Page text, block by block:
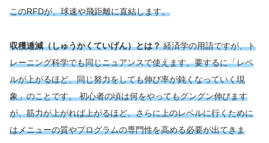
このRFDが、球速や飛距離に直結します。
収穫逓減（しゅうかくていげん）とは？経済学の用語ですが、ト
レーニング科学でも同じニュアンスで使えます。要するに「レベ
ルが上がるほど、同じ努力をしても伸び率が鈍くなっていく現
象」のことです。 初心者の頃は何をやってもグングン伸びます
が、筋力が上がれば上がるほど、さらに上のレベルに行くために
はメニューの質やプログラムの専門性を高める必要が出てきま